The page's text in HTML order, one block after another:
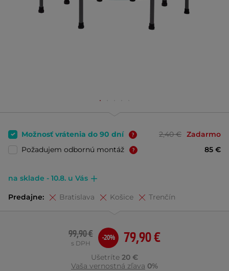
Možnosť vrátenia do 90 dní 2,40 € Zadarmo
Požadujem odbornú montáž
85 €
na sklade - 10.8. u Vás
Predajne: Bratislava Košice Trenčín
79,90 €
99,90 €
s DPH
-20%
Ušetríte 20 €
Vaša vernostná zľava 0%